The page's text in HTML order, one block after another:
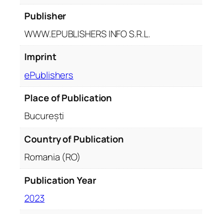
Publisher
WWW.EPUBLISHERS INFO S.R.L.
Imprint
ePublishers
Place of Publication
București
Country of Publication
Romania (RO)
Publication Year
2023